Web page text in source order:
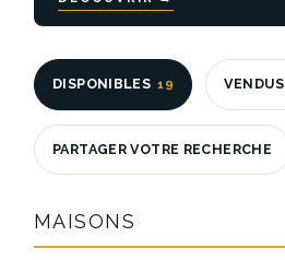
DISPONIBLES 19 VENDUS
PARTAGER VOTRE RECHERCHE
MAISONS